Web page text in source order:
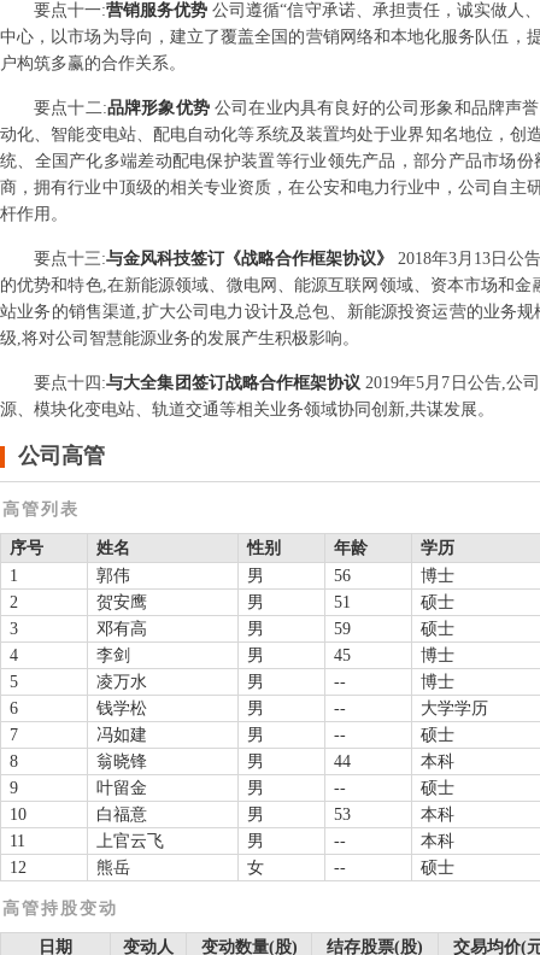
要点十一:营销服务优势公司遵循“信守承诺、承担责任，诚实做人
中心，以市场为导向，建立了覆盖全国的营销网络和本地化服务队伍
户构筑多赢的合作关系。
要点十二:品牌形象优势公司在业内具有良好的公司形象和品牌声
动化、智能变电站、配电自动化等系统及装置均处于业界知名地位，
统、全国产化多端差动配电保护装置等行业领先产品，部分产品市场
商，拥有行业中顶级的相关专业资质，在公安和电力行业中，公司自
杆作用。
要点十三:与金风科技签订《战略合作框架协议》2018年3月13日公
的优势和特色,在新能源领域、微电网、能源互联网领域、资本市场和
站业务的销售渠道,扩大公司电力设计及总包、新能源投资运营的业务
级,将对公司智慧能源业务的发展产生积极影响。
要点十四 :与大全集团签订战略合作框架协议2019年5月7日公告,公
源、模块化变电站、轨道交通等相关业务领域协同创新,共谋发展。
公司高管
高管列表
序号 姓名 性别 年龄
学历
1
郭伟 男 56
博士
2
贺安鹰 男 51
硕士
3
邓有高 男 59
硕士
4
李剑 男 45
博士
5
凌万水 男 --
博士
6
钱学松 男 --
大学学历
7
冯如建 男 --
硕士
8
翁晓锋 男 44
本科
9
叶留金 男 --
硕士
10
白福意 男 53
本科
11
上官云飞 男 --
本科
12
熊岳 女 -- 硕士
高管持股变动
日期 变动人 变动数量(股) 结存股票(股) 交易均价(